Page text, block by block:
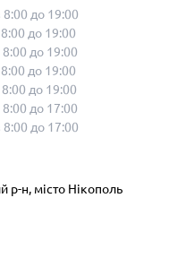
8:00 до 19:00
8:00 до 19:00
8:00 до 19:00
8:00 до 19:00
8:00 до 19:00
8:00 до 17:00
8:00 до 17:00
р-н, місто Нікополь